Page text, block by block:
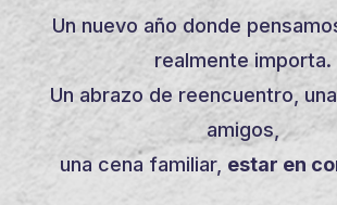
Un nuevo año donde
realmente importa.
Un abrazo de reencuentro,
amigos,
una cena familiar, estar en